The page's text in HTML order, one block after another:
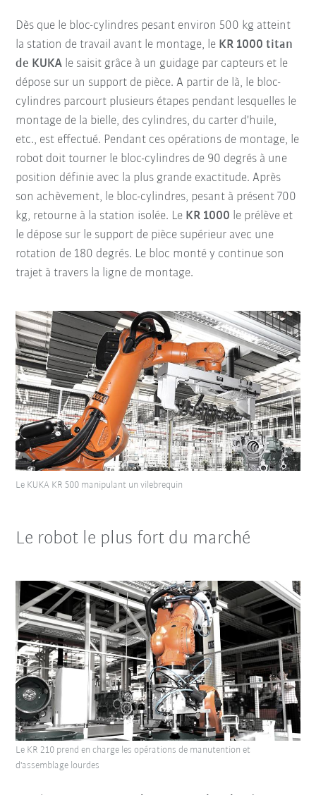
Dès que le bloc-cylindres pesant environ 500 kg atteint
la station de travail avant le montage, le KR 1000 titan
de KUKA le saisit grâce à un guidage par capteurs et le
dépose sur un support de pièce. A partir de là, le bloc-
cylindres parcourt plusieurs étapes pendant lesquelles le
montage de la bielle, des cylindres, du carter d'huile,
etc., est effectué. Pendant ces opérations de montage, le
robot doit tourner le bloc-cylindres de 90 degrés à une
position définie avec la plus grande exactitude. Après
son achèvement, le bloc-cylindres, pesant à présent 700
kg, retourne à la station isolée. Le KR 1000 le prélève et
le dépose sur le support de pièce supérieur avec une
rotation de 180 degrés. Le bloc monté y continue son
trajet à travers la ligne de montage.
Le KUKA KR 500 manipulant un vilebrequin
Le robot le plus fort du marché
Le KR 210 prend en charge les opérations de manutention et
d'assemblage lourdes